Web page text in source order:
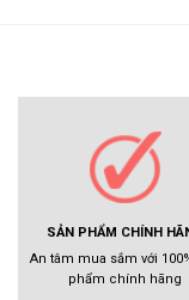
SẢN PHẨM CHÍNH
An tâm mua sắm với
phẩm chính hãng